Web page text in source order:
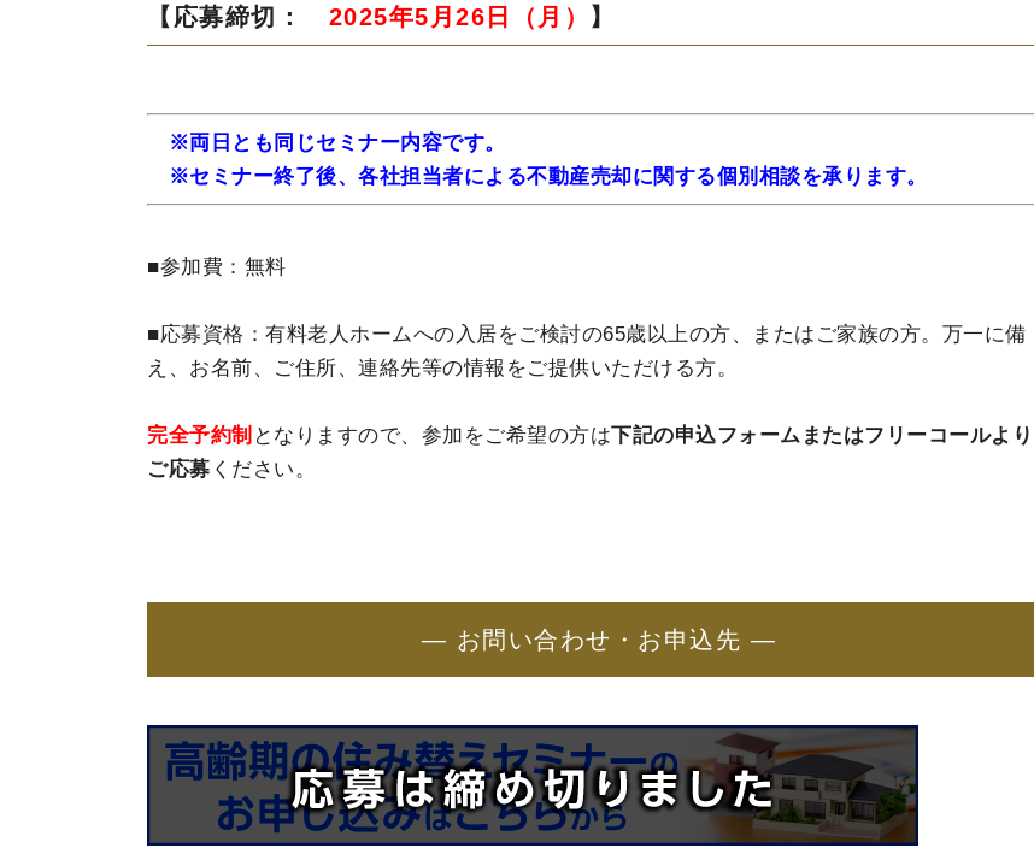
【応募締切： 2025年5月26日（月） 】
※両日とも同じセミナー内容です。
※セミナー終了後、各社担当者による不動産売却に関する個別相談を承ります。
■参加費：無料
■応募資格：有料老人ホームへの入居をご検討の65歳以上の方、またはご家族の方。万一に備
え、お名前、ご住所、連絡先等の情報をご提供いただける方。
完全予約制 となりますので、参加をご希望の方は下記の申込フォームまたはフリーコールより
ご応募 ください。
― お問い合わせ・お申込先 ―